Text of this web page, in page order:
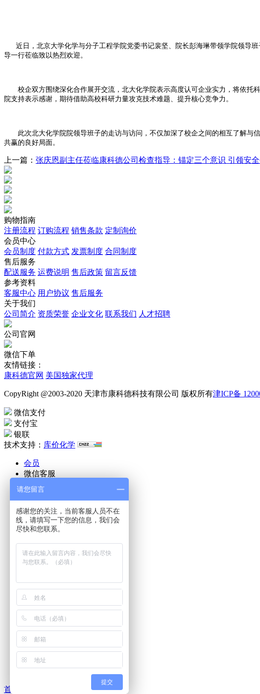
近日，北京大学化学与分子工程学院党委书记裴坚、院长彭海琳带领学院领导
导一行莅临致以热烈欢迎。
校企双方围绕深化合作展开交流，北大化学院表示高度认可企业实力，将依托
院支持表示感谢，期待借助高校科研力量攻克技术难题、提升核心竞争力。
此次北大化学院院领导班子的走访与访问，不仅加深了校企之间的相互了解与
共赢的良好局面。
上一篇： 张庆恩副主任莅临康科德公司检查指导：锚定三个意识 引领安
购物指南
注册流程 订购流程 销售条款 定制询价
会员中心
会员制度 付款方式 发票制度 合同制度
售后服务
配送服务 运费说明 售后政策 留言反馈
参考资料
客服中心 用户协议 售后服务
关于我们
公司简介 资质荣誉 企业文化 联系我们 人才招聘
公司官网
微信下单
友情链接：
康科德官网 美国独家代理
CopyRight @2003-2020 天津市康科德科技有限公司 版权所有津ICP备
微信支付
支付宝
银联
技术支持： 库价化学
会员
微信客服
微信客服1
微信客服2
微信客服3
购物车
电话
咨询电话：
022-29535666
022-26733470
022-26733471
022-26719268
扫码关注
 顶部
首页
请您留言
感谢您的关注，当前客服人员不在
线，请填写一下您的信息，我们会
尽快和您联系。
提交